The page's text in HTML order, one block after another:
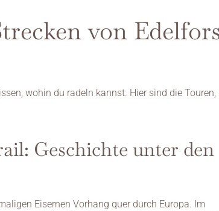
von
wohin du radeln kannst. Hier sind die Touren,
Geschichte unter den
Eisernen Vorhang quer durch Europa. Im